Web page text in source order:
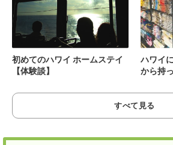
初めてのハワイ ホームステイ
【体験談】
ハワイ
から持
すべて見る